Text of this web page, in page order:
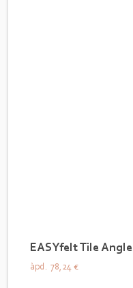
EASYfelt Tile Angle
àpd. 78,24 €